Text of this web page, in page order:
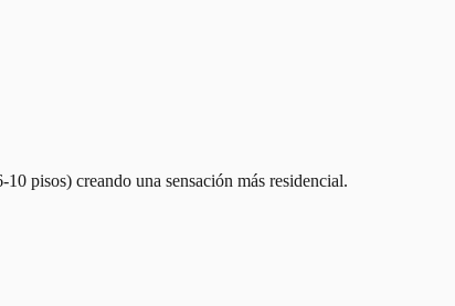
pisos) creando una sensación más residencial.